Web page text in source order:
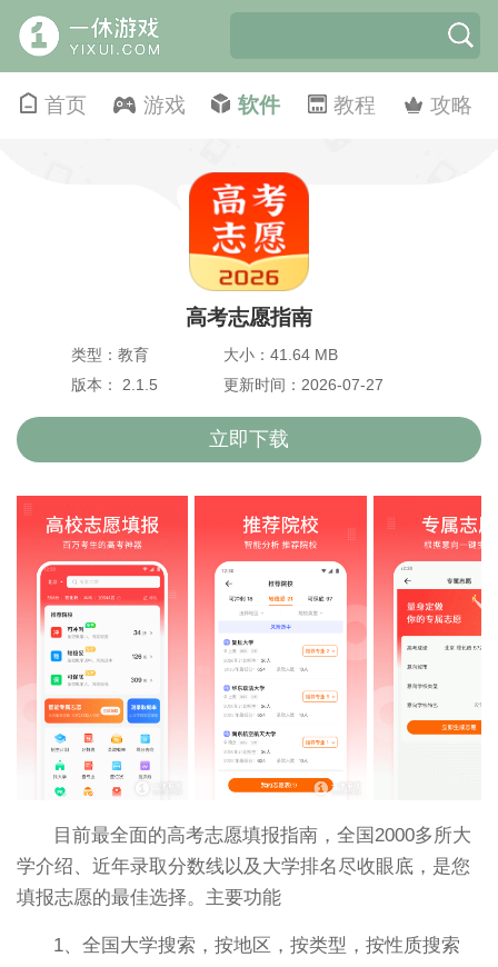
首页 游戏 软件 教程 攻略
高考志愿指南
类型：教育
大小：41.64 MB
版本： 2.1.5
更新时间：2026-07-27
立即下载
目前最全面的高考志愿填报指南，全国2000多所大
学介绍、近年录取分数线以及大学排名尽收眼底，是您
填报志愿的最佳选择。主要功能
1、全国大学搜索，按地区，按类型，按性质搜索